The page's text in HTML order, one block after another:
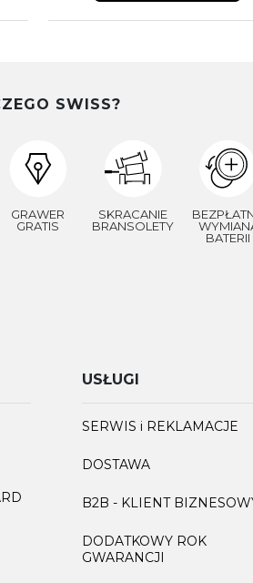
SWISS?
GRAWER
GRATIS
SKRACANIE
BRANSOLETY
BATERII
USŁUGI
SERWIS i REKLAMACJE
DOSTAWA
B2B - KLIENT
DODATKOWY ROK
GWARANCJI